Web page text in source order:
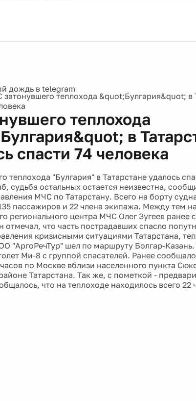
затонувшего теплохода &quot;Булгария&quot; в
теплохода
в
спасти 74 человека
теплохода "Булгария" в Татарстане удалось
судьба остальных остается неизвестна,
МЧС по Татарстану. Всего на борту
пассажиров и 22 члена экипажа. Между тем
регионального центра МЧС Олег Зугеев ранее
отмечал, что часть пострадавших спасло
кризисными ситуациями Татарстана,
"АргоРечТур" шел по маршруту Болгар-
Ми-8 с группой спасателей. Ранее
по Москве вблизи населенного пункта
Татарстана. Так же, с пометкой -
что на теплоходе находилось всего 22